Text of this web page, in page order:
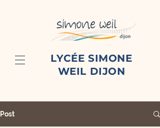
LYCÉE SIMONE
WEIL DIJON
Post